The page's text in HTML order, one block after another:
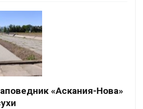
«Аскания-Нова»